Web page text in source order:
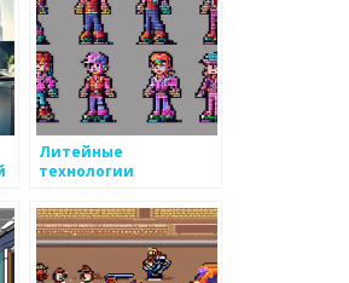
Литейные
технологии